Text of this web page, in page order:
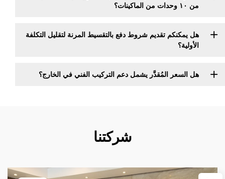
من ١٠ وحدات من الماكينات؟
هل يمكنكم تقديم شروط دفع بالتقسيط المرنة لتقليل التكلفة
الأولية؟
هل السعر المُقدَّر يشمل دعم التركيب الفني في الخارج؟
شركتنا